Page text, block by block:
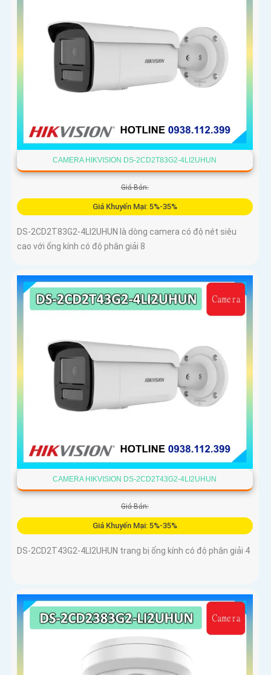
CAMERA HIKVISION DS-2CD2T83G2-4LI2UHUN
Giá Bán:
Giá Khuyến Mại: 5%-35%
DS-2CD2T83G2-4LI2UHUN là dòng camera có độ nét siêu
cao với ống kính có độ phân giải 8
CAMERA HIKVISION DS-2CD2T43G2-4LI2UHUN
Giá Bán:
Giá Khuyến Mại: 5%-35%
DS-2CD2T43G2-4LI2UHUN trang bị ống kính có độ phân giải 4